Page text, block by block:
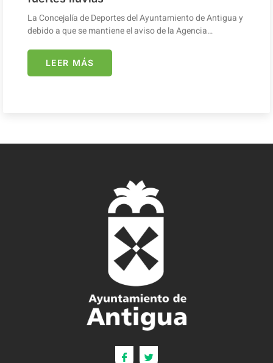
La Concejalía de Deportes del Ayuntamiento de Antigua y
debido a que se mantiene el aviso de la Agencia…
LEER MÁS